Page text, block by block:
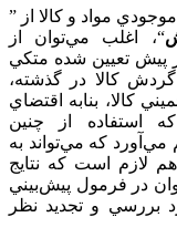
“، اغلب‌ مي‌توان‌ از
پيش‌ تعيين‌ شده‌ متكي‌
كالا در گذشته‌،
كالا، بنابه‌ اقتضاي‌
استفاده‌ از چنين‌
مي‌آورد كه‌ مي‌تواند به‌
لازم‌ است‌ كه‌ نتايج‌
در فرمول‌ پيش‌‌بيني‌
بررسي‌ و تجديد نظر